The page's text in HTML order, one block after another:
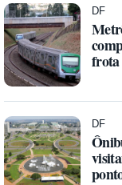
DF
frota
DF